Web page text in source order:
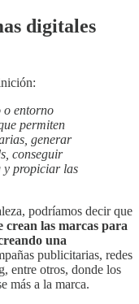
digitales
o entorno
permiten
generar
conseguir
y propiciar las
podríamos decir que
crean las marcas para
una
publicitarias, redes
entre otros, donde los
más a la marca.